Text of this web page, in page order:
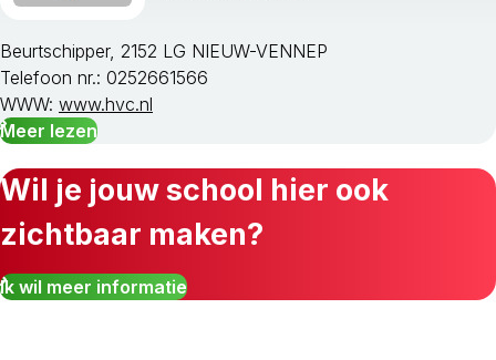
Beurtschipper, 2152 LG NIEUW-VENNEP
Telefoon nr.: 0252661566
WWW: www.hvc.nl
Meer lezen
Wil je jouw school hier ook
zichtbaar maken?
Ik wil meer informatie